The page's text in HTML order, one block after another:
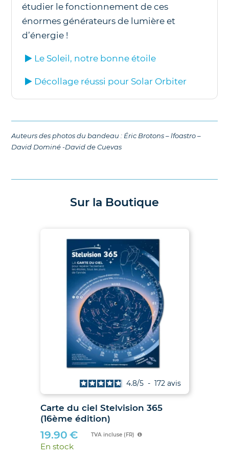
étudier le fonctionnement de ces
énormes générateurs de lumière et
d’énergie !
Le Soleil, notre bonne étoile
Décollage réussi pour Solar Orbiter
Auteurs des photos du bandeau : Éric Brotons – lfoastro –
David Dominé -David de Cuevas
Sur la Boutique
Carte du ciel Stelvision 365
(16ème édition)
4.8/5 - 172 avis
19.90 € TVA incluse (FR)
En stock